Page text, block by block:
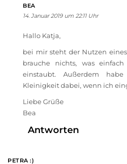
BEA
14. Januar 2019 um 22:11 Uhr
Hallo Katja,
bei mir steht der Nutzen
brauche nichts, was
einstaubt. Außerdem
Kleinigkeit dabei, wenn ich
Liebe Grüße
Bea
Antworten
PETRA :)